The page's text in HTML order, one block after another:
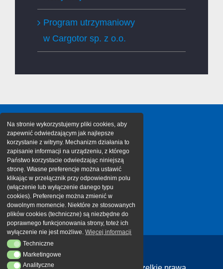
Program utrzymaniowy
w Cargotor sp. z o.o.
Na stronie wykorzystujemy pliki cookies, aby
zapewnić odwiedzającym jak najlepsze
korzystanie z witryny. Mechanizm działania to
zapisanie informacji na urządzeniu, z którego
Państwo korzystacie odwiedzając niniejszą
stronę. Własne preferencje można ustawić
klikając w przełącznik przy odpowiednim polu
(włączenie lub wyłączenie danego typu
cookies). Preferencje można zmienić w
dowolnym momencie. Niektóre ze stosowanych
plików cookies (techniczne) są niezbędne do
poprawnego funkcjonowania strony, toteż ich
wyłączenie nie jest możliwe.Więcej informacji
TechniczneTechniczne
Marketingowe
Marketingowe
AnalityczneAnalityczne